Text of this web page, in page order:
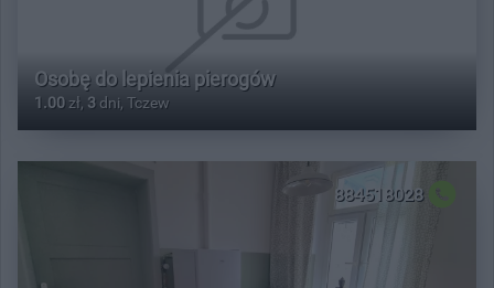
Osobę do lepienia pierogów
1.00 zł, 3 dni, Tczew
884518028